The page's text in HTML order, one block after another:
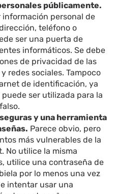
públicamente.
información personal de
teléfono o
ser una puerta de
informáticos. Se debe
de privacidad de las
redes sociales. Tampoco
de identificación, ya
ser utilizada para la
y una herramienta
Parece obvio, pero
más vulnerables de la
No utilice la misma
utilice una contraseña de
por lo menos una vez
intentar usar una